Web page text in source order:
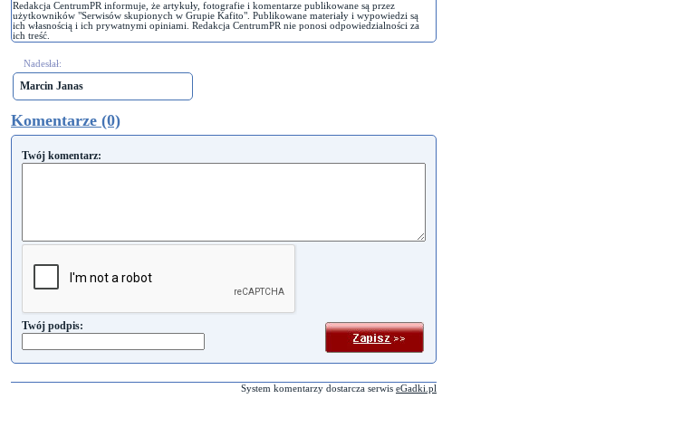
Redakcja CentrumPR informuje, że artykuły, fotografie i komentarze publikowane są przez
użytkowników "Serwisów skupionych w Grupie Kafito". Publikowane materiały i wypowiedzi są
ich własnością i ich prywatnymi opiniami. Redakcja CentrumPR nie ponosi odpowiedzialności za
ich treść.
Nadesłał:
Marcin Janas
Komentarze (0)
Twój komentarz:
Twój podpis:
System komentarzy dostarcza serwis eGadki.pl